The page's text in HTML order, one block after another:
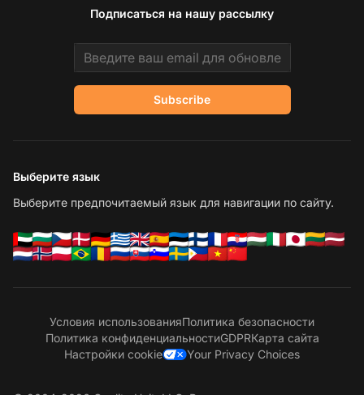
Подписаться на нашу рассылку
Email address
Subscribe
Выберите язык
Выберите предпочитаемый язык для навигации по сайту.
Условия использованияПолитика безопасности
Политика конфиденциальностиGDPRКарта сайта
Настройки cookie
Your Privacy Choices